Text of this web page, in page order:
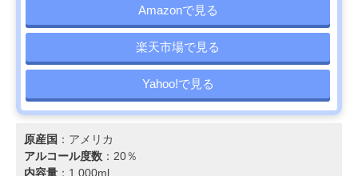
Amazonで見る
楽天市場で見る
Yahoo!で見る
原産国 ：アメリカ
アルコール度数 ：20％
内容量 ：1,000ml